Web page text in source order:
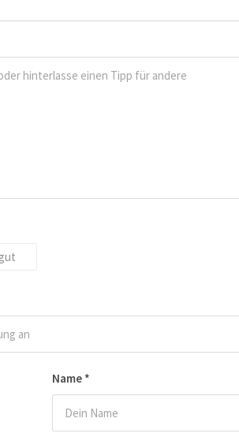
Name *